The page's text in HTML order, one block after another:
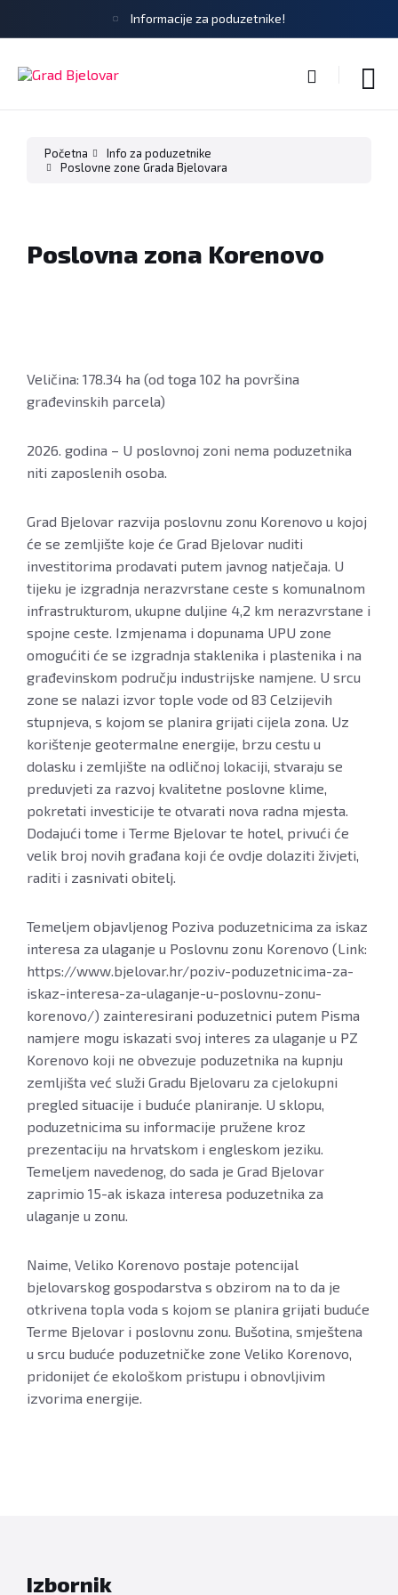
Informacije za poduzetnike!
Početna
Info za poduzetnike
Poslovne zone Grada Bjelovara
Poslovna zona Korenovo
Veličina: 178.34 ha (od toga 102 ha površina
građevinskih parcela)
2026. godina – U poslovnoj zoni nema poduzetnika
niti zaposlenih osoba.
Grad Bjelovar razvija poslovnu zonu Korenovo u kojoj
će se zemljište koje će Grad Bjelovar nuditi
investitorima prodavati putem javnog natječaja. U
tijeku je izgradnja nerazvrstane ceste s komunalnom
infrastrukturom, ukupne duljine 4,2 km nerazvrstane i
spojne ceste. Izmjenama i dopunama UPU zone
omogućiti će se izgradnja staklenika i plastenika i na
građevinskom području industrijske namjene. U srcu
zone se nalazi izvor tople vode od 83 Celzijevih
stupnjeva, s kojom se planira grijati cijela zona. Uz
korištenje geotermalne energije, brzu cestu u
dolasku i zemljište na odličnoj lokaciji, stvaraju se
preduvjeti za razvoj kvalitetne poslovne klime,
pokretati investicije te otvarati nova radna mjesta.
Dodajući tome i Terme Bjelovar te hotel, privući će
velik broj novih građana koji će ovdje dolaziti živjeti,
raditi i zasnivati obitelj.
Temeljem objavljenog Poziva poduzetnicima za iskaz
interesa za ulaganje u Poslovnu zonu Korenovo (Link:
https://www.bjelovar.hr/poziv-poduzetnicima-za-
iskaz-interesa-za-ulaganje-u-poslovnu-zonu-
korenovo/) zainteresirani poduzetnici putem Pisma
namjere mogu iskazati svoj interes za ulaganje u PZ
Korenovo koji ne obvezuje poduzetnika na kupnju
zemljišta već služi Gradu Bjelovaru za cjelokupni
pregled situacije i buduće planiranje. U sklopu,
poduzetnicima su informacije pružene kroz
prezentaciju na hrvatskom i engleskom jeziku.
Temeljem navedenog, do sada je Grad Bjelovar
zaprimio 15-ak iskaza interesa poduzetnika za
ulaganje u zonu.
Naime, Veliko Korenovo postaje potencijal
bjelovarskog gospodarstva s obzirom na to da je
otkrivena topla voda s kojom se planira grijati buduće
Terme Bjelovar i poslovnu zonu. Bušotina, smještena
u srcu buduće poduzetničke zone Veliko Korenovo,
pridonijet će ekološkom pristupu i obnovljivim
izvorima energije.
Izbornik